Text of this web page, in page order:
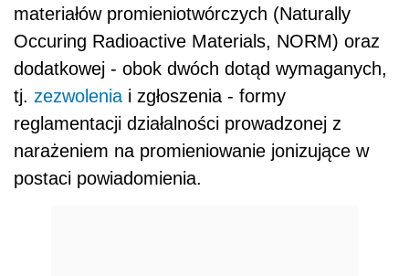
materiałów promieniotwórczych (Naturally
Occuring Radioactive Materials, NORM) oraz
dodatkowej - obok dwóch dotąd wymaganych,
tj. zezwolenia i zgłoszenia - formy
reglamentacji działalności prowadzonej z
narażeniem na promieniowanie jonizujące w
postaci powiadomienia.